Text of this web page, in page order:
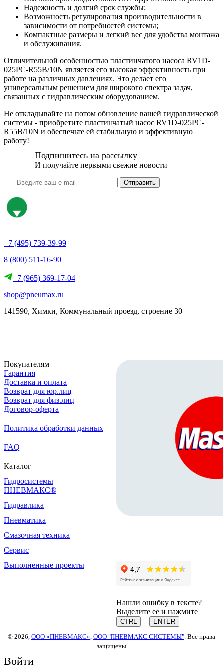
Надежность и долгий срок службы;
Возможность регулирования производительности в
зависимости от потребностей системы;
Компактные размеры и легкий вес для удобства монтажа
и обслуживания.
Отличительной особенностью пластинчатого насоса RV1D-
025PC-R55B/10N является его высокая эффективность при
работе на различных давлениях. Это делает его
универсальным решением для широкого спектра задач,
связанных с гидравлическим оборудованием.
Не откладывайте на потом обновление вашей гидравлической
системы - приобретите пластинчатый насос RV1D-025PC-
R55B/10N и обеспечьте ей стабильную и эффективную
работу!
Подпишитесь на рассылку
И получайте первыми свежие новости
Отправить
+7 (495) 739-39-99
8 (800) 511-16-90
+7 (965) 369-17-04
shop@pneumax.ru
141590, Химки, Коммунальный проезд, строение 30
Покупателям
Гарантия
Доставка и оплата
Возврат для юр.лиц
Возврат для физ.лиц
Договор-оферта
Политика обработки данных
FAQ
Каталог
Гидросистемы
ПНЕВМАКС®
Гидравлика
Пневматика
Смазочная техника
Сервис
Выполненные проекты
Нашли ошибку в тексте?
Выделите ее и нажмите
CTRL +
ENTER
© 2026, ООО «ПНЕВМАКС» ООО "ПНЕВМАКС СИСТЕМЫ" . Все права
защищены
Войти